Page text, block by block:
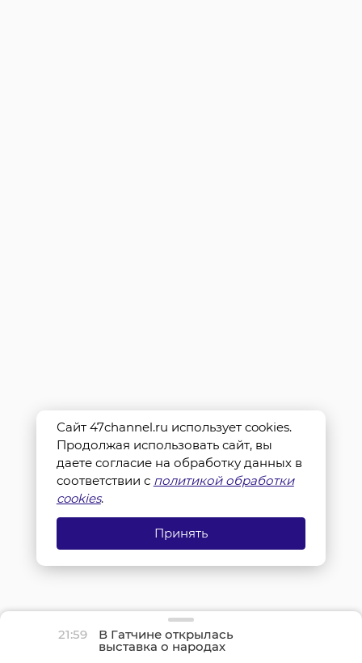
21:59 В Гатчине открылась
выставка о народах
Севера и ледоколе
Сайт 47channel.ru использует cookies.
Продолжая использовать сайт, вы
даете согласие на обработку данных в
соответствии с политикой обработки
cookies.
Принять